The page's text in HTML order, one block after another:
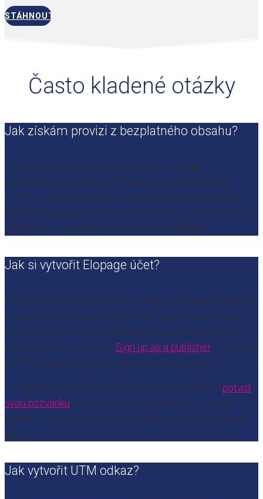
STÁHNOUT
Často kladené otázky
Jak získám provizi z bezplatného obsahu?
Kdokoli, kdo se přihlásí na bezplatný webinář
prostřednictvím tvého UTM odkazu, je dohledatelný
pomocí cookies, a pokud si po zhlédnutí bezplatného
obsahu koupí placený kurz, automaticky získáš za tento
nákup provizi prostřednictvím portálu Elopage.
Jak si vytvořit Elopage účet?
Pokud ještě nemáš vytvořený e-mail u Elopage (Publisher
account), můžeš si jej založit tak, že potvrdíš pozvánku
od Elopage pro vstup do affiliate programu kliknutím na
žluté tlačítko s nápisem “Sign up as a publisher”. V okénku
pod “Publishers” potom vyplníš potřebné údaje.
Po úspěšném vytvoření účtu prosím ještě jednou potvrď
svou pozvánku pro affiliate Kódy moudrosti – Gregg
Braden – Cesko 2024, aby se zobrazil ve tvém Elopage
účtu.
Jak vytvořit UTM odkaz?